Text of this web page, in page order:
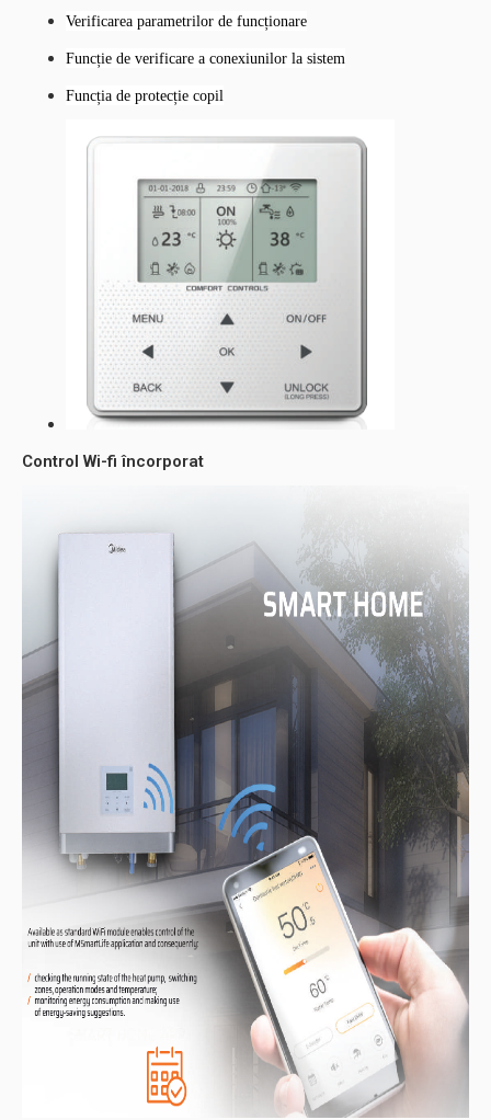
Verificarea parametrilor de funcționare
Funcție de verificare a conexiunilor la sistem
Funcția de protecție copil
Control Wi-fi încorporat